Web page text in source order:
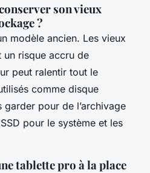
son vieux
?
modèle ancien. Les vieux
un risque accru de
peut ralentir tout le
comme disque
pour de l’archivage
pour le système et les
tablette pro à la place